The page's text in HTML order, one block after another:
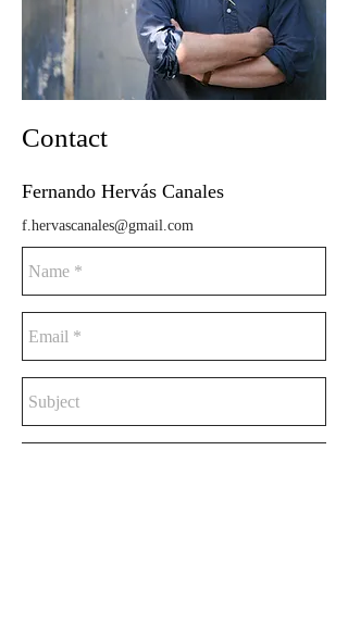
Contact
Fernando Hervás Canales
f.hervascanales@gmail.com